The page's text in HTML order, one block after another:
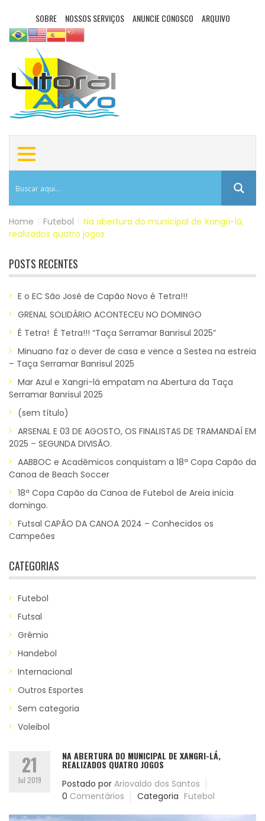
SOBRE NOSSOS SERVIÇOS ANUNCIE CONOSCO ARQUIVO
Home Futebol
Na abertura do municipal de Xangri-lá,
realizados quatro jogos
POSTS RECENTES
E o EC São José de Capão Novo é Tetra!!!
GRENAL SOLIDÁRIO ACONTECEU NO DOMINGO
É Tetra! É Tetra!!! “Taça Serramar Banrisul 2025”
Minuano faz o dever de casa e vence a Sestea na estreia
– Taça Serramar Banrisul 2025
Mar Azul e Xangri-lá empatam na Abertura da Taça
Serramar Banrisul 2025
(sem título)
ARSENAL E 03 DE AGOSTO, OS FINALISTAS DE TRAMANDAÍ EM
2025 – SEGUNDA DIVISÃO.
AABBOC e Acadêmicos conquistam a 18ª Copa Capão da
Canoa de Beach Soccer
18ª Copa Capão da Canoa de Futebol de Areia inicia
domingo.
Futsal CAPÃO DA CANOA 2024 – Conhecidos os
Campeões
CATEGORIAS
Futebol
Futsal
Grêmio
Handebol
Internacional
Outros Esportes
Sem categoria
Voleibol
21
Jul 2019
NA ABERTURA DO MUNICIPAL DE XANGRI-LÁ,
REALIZADOS QUATRO JOGOS
Postado por Ariovaldo dos Santos
0 Comentários Categoria Futebol